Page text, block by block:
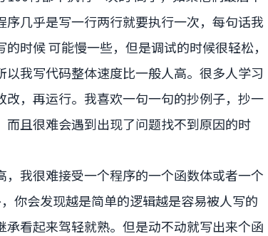
几乎是写一行两行就要执行一次，每句话我
时候 可能慢一些，但是调试的时候很轻松，
我写代码整体速度比一般人高。很多人学习
，再运行。我喜欢一句一句的抄例子，抄一
且很难会遇到出现了问题找不到原因的时
，我很难接受一个程序的一个函数体或者一个
你会发现越是简单的逻辑越是容易被人写的
看起来驾轻就熟。但是动不动就写出来个函